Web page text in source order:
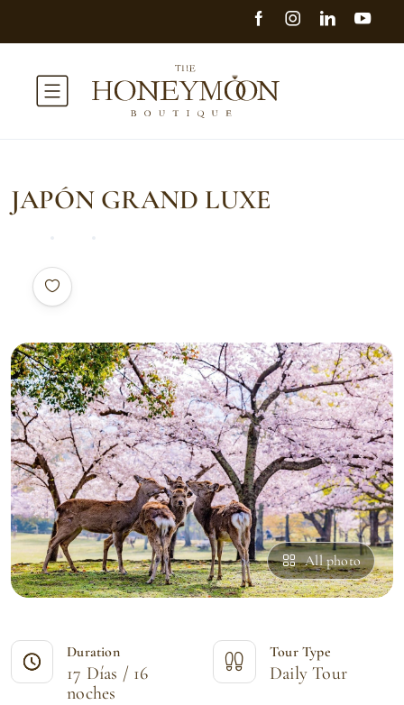
JAPÓN GRAND LUXE
All photo
Duration
17 Días / 16
noches
Tour Type
Daily Tour